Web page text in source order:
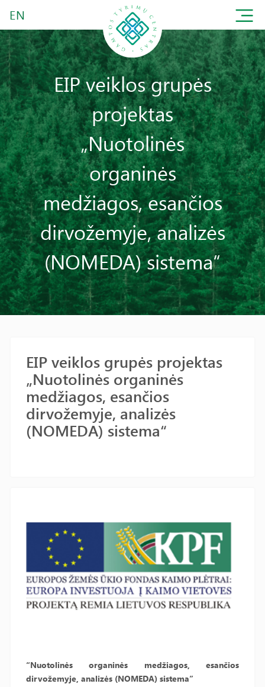
EN
EIP veiklos grupės
projektas
„Nuotolinės
organinės
medžiagos, esančios
dirvožemyje, analizės
(NOMEDA) sistema“
EIP veiklos grupės projektas
„Nuotolinės organinės
medžiagos, esančios
dirvožemyje, analizės
(NOMEDA) sistema“
“Nuotolinės organinės medžiagos, esančios
dirvožemyje, analizės (NOMEDA) sistema”